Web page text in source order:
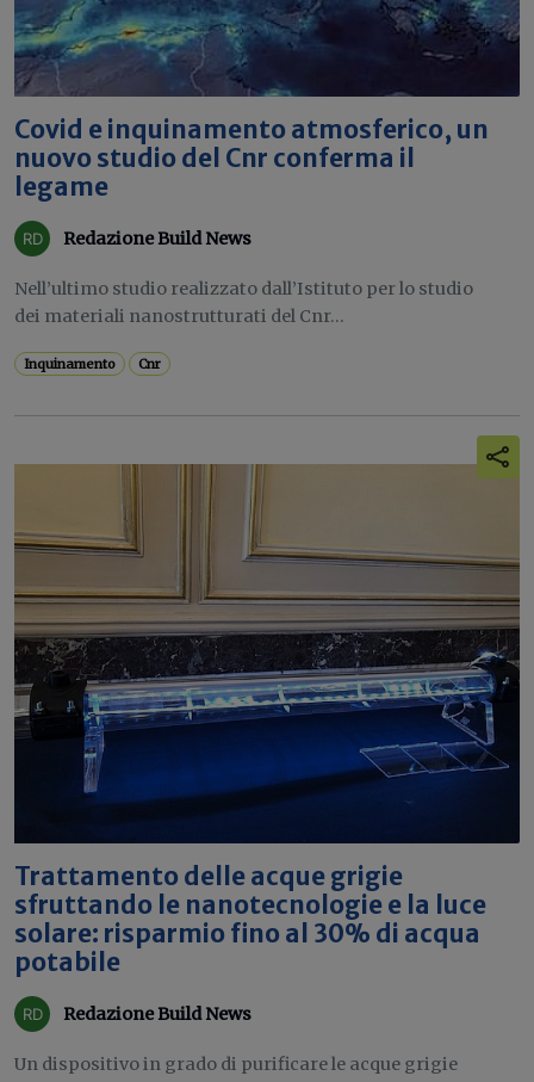
Covid e inquinamento atmosferico, un
nuovo studio del Cnr conferma il
legame
Redazione Build News
Nell’ultimo studio realizzato dall’Istituto per lo studio
dei materiali nanostrutturati del Cnr...
Inquinamento Cnr
Trattamento delle acque grigie
sfruttando le nanotecnologie e la luce
solare: risparmio fino al 30% di acqua
potabile
Redazione Build News
Un dispositivo in grado di purificare le acque grigie